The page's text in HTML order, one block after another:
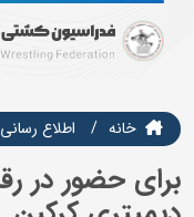
خانه اطلاع رسانی
برای حضور در